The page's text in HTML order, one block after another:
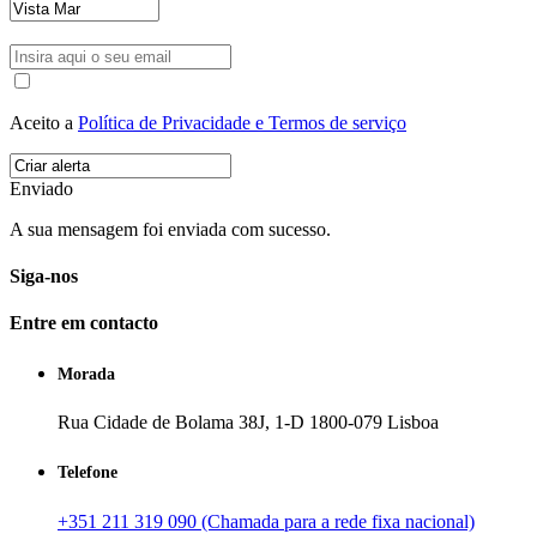
Aceito a Política de Privacidade e Termos de serviço
Enviado
A sua mensagem foi enviada com sucesso.
Siga-nos
Entre em contacto
Morada
Rua Cidade de Bolama 38J, 1-D 1800-079 Lisboa
Telefone
+351 211 319 090 (Chamada para a rede fixa nacional)